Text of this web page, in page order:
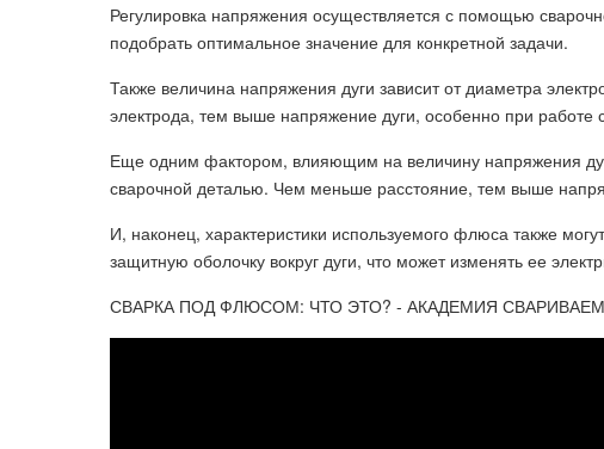
Регулировка напряжения осуществляется с помощью
подобрать оптимальное значение для конкретной задачи.
Также величина напряжения дуги зависит от диаметра
электрода, тем выше напряжение дуги, особенно при
Еще одним фактором, влияющим на величину напряжения
сварочной деталью. Чем меньше расстояние, тем выше
И, наконец, характеристики используемого флюса также
защитную оболочку вокруг дуги, что может изменять ее
СВАРКА ПОД ФЛЮСОМ: ЧТО ЭТО? - АКАДЕМИЯ